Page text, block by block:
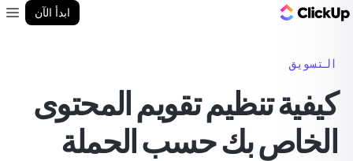
ابدأ الآن
التسويق
كيفية تنظيم تقويم المحتوى
الخاص بك حسب الحملة